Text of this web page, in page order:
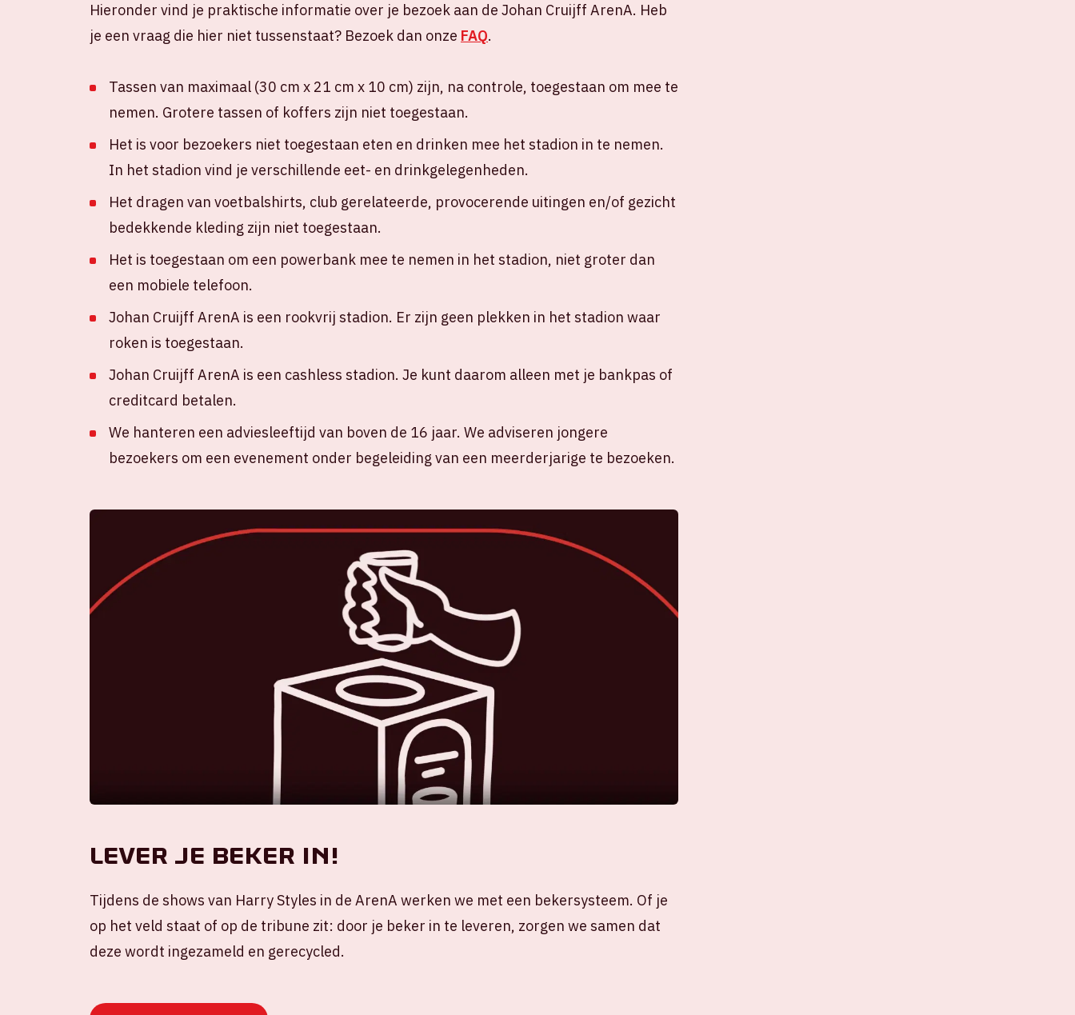
Hieronder vind je praktische informatie over je bezoek aan de Johan Cruijff ArenA. Heb
je een vraag die hier niet tussenstaat? Bezoek dan onze FAQ.
Tassen van maximaal (30 cm x 21 cm x 10 cm) zijn, na controle, toegestaan om mee te
nemen. Grotere tassen of koffers zijn niet toegestaan.
Het is voor bezoekers niet toegestaan eten en drinken mee het stadion in te nemen.
In het stadion vind je verschillende eet- en drinkgelegenheden.
Het dragen van voetbalshirts, club gerelateerde, provocerende uitingen en/of gezicht
bedekkende kleding zijn niet toegestaan.
Het is toegestaan om een powerbank mee te nemen in het stadion, niet groter dan
een mobiele telefoon.
Johan Cruijff ArenA is een rookvrij stadion. Er zijn geen plekken in het stadion waar
roken is toegestaan.
Johan Cruijff ArenA is een cashless stadion. Je kunt daarom alleen met je bankpas of
creditcard betalen.
We hanteren een adviesleeftijd van boven de 16 jaar. We adviseren jongere
bezoekers om een evenement onder begeleiding van een meerderjarige te bezoeken.
Lever je beker in!
Tijdens de shows van Harry Styles in de ArenA werken we met een bekersysteem. Of je
op het veld staat of op de tribune zit: door je beker in te leveren, zorgen we samen dat
deze wordt ingezameld en gerecycled.